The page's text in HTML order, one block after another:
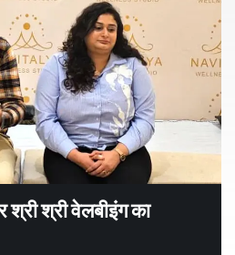
श्री श्री वेलबीइंग का